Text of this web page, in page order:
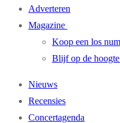
Adverteren
Magazine
Koop een los
Blijf op de
Nieuws
Recensies
Concertagenda